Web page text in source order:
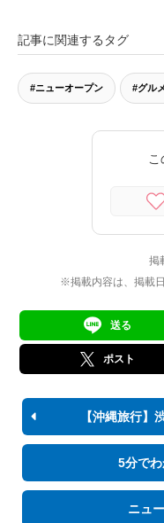
記事に関連するタグ
#ニューオープン #グル
こ
掲
※掲載内容は、掲載
送る
ポスト
【沖縄旅行】
5分で
ニュ